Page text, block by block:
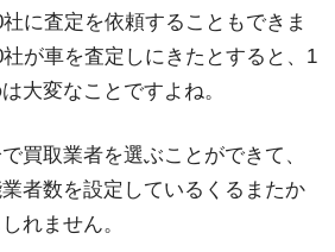
に査定を依頼することもできま
が車を査定しにきたとすると、1
大変なことですよね。
買取業者を選ぶことができて、
者数を設定しているくるまたか
れません。